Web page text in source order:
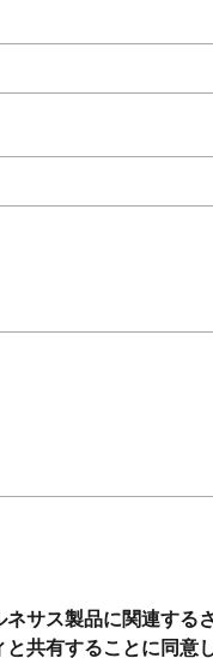
サス製品に関連する
共有することに同意